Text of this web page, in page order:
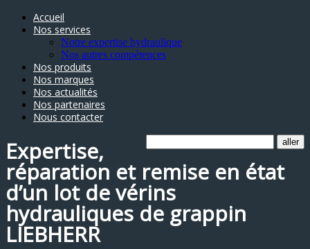
Accueil
Nos services
Notre expertise hydraulique
Nos autres compétences
Nos produits
Nos marques
Nos actualités
Nos partenaires
Nous contacter
Expertise,
réparation et remise en état
d’un lot de vérins
hydrauliques de grappin
LIEBHERR